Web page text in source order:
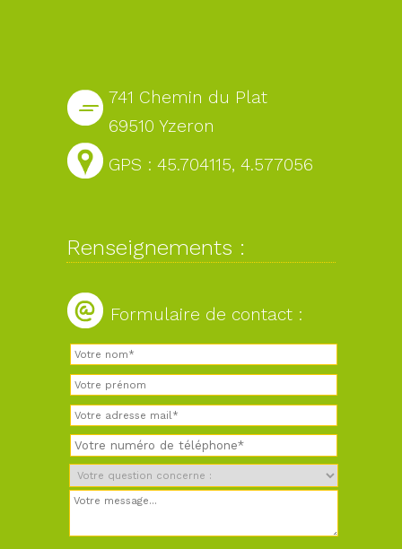
741 Chemin du Plat
69510 Yzeron
GPS : 45.704115, 4.577056
Renseignements :
Formulaire de contact :